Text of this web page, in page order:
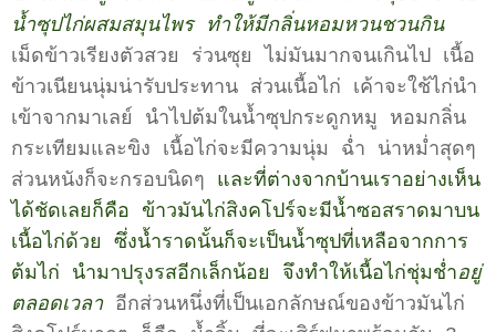
น้ำซุปไก่ผสมสมุนไพร ทำให้มีกลิ่นหอมหวนชวนกิน
เม็ดข้าวเรียงตัวสวย ร่วนซุย ไม่มันมากจนเกินไป เนื้อ
ข้าวเนียนนุ่มน่ารับประทาน ส่วนเนื้อไก่ เค้าจะใช้ไก่นำ
เข้าจากมาเลย์ นำไปต้มในน้ำซุปกระดูกหมู หอมกลิ่น
กระเทียมและขิง เนื้อไก่จะมีความนุ่ม ฉ่ำ น่าหม่ำสุดๆ
ส่วนหนังก็จะกรอบนิดๆ และที่ต่างจากบ้านเราอย่างเห็น
ได้ชัดเลยก็คือ ข้าวมันไก่สิงคโปร์จะมีน้ำซอสราดมาบน
เนื้อไก่ด้วย ซึ่งน้ำราดนั้นก็จะเป็นน้ำซุปที่เหลือจากการ
ต้มไก่ นำมาปรุงรสอีกเล็กน้อย จึงทำให้เนื้อไก่ชุ่มช่ำอยู่
ตลอดเวลาอีกส่วนหนึ่งที่เป็นเอกลักษณ์ของข้าวมันไก่